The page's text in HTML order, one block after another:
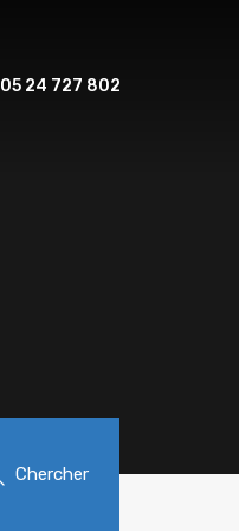
05 24 727 802
Chercher